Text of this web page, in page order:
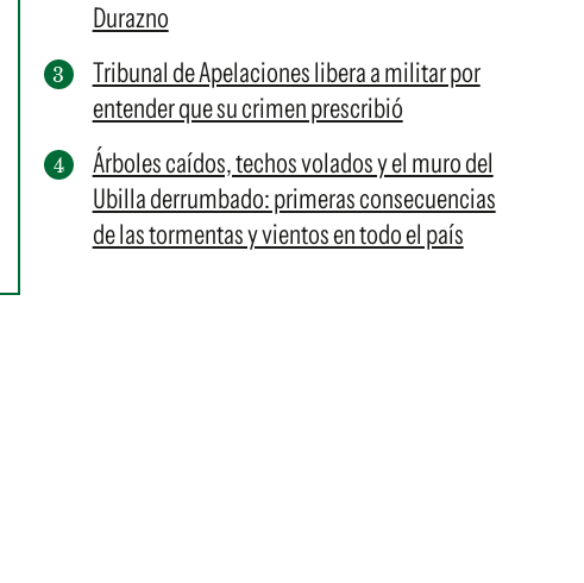
Durazno
Tribunal de Apelaciones libera a militar por
entender que su crimen prescribió
Árboles caídos, techos volados y el muro del
Ubilla derrumbado: primeras consecuencias
de las tormentas y vientos en todo el país